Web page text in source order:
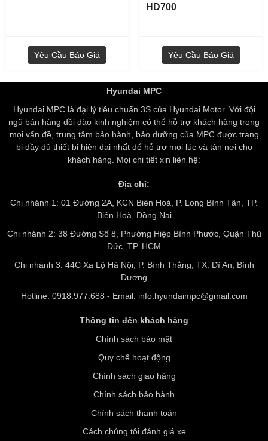
Yêu Cầu Báo Giá
HD700
Yêu Cầu Báo Giá
Hyundai MPC
Hyundai MPC là đại lý tiêu chuẩn 3S của Hyundai Motor. Với đội
ngũ bán hàng dồi dào kinh nghiệm có thể hỗ trợ khách hàng trong
mọi vấn đề, trung tâm bảo hành, bảo dưỡng của MPC được trang
bị đầy đủ thiết bị hiện đại nhất để hỗ trợ mọi lúc và tận nơi cho
khách hàng. Mọi chi tiết xin liên hệ:
Địa chỉ:
Chi nhánh 1: 01 Đường 2A, KCN Biên Hoà, P. Long Bình Tân, TP.
Biên Hoà, Đồng Nai
Chi nhánh 2: 38 Đường Số 8, Phường Hiệp Bình Phước, Quận Thủ
Đức, TP. HCM
Chi nhánh 3: 44C Xa Lộ Hà Nội, P. Bình Thắng, TX. Dĩ An, Bình
Dương
Hotline: 0918.977.688 - Email: info.hyundaimpc@gmail.com
Thông tin đến khách hàng
Chính sách bảo mật
Quy chế hoạt động
Chính sách giao hàng
Chính sách bảo hành
Chính sách thanh toán
Cách chúng tôi đánh giá xe